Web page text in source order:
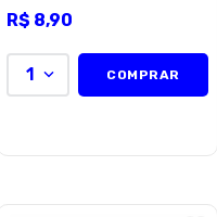
R$ 8,90
1 COMPRAR